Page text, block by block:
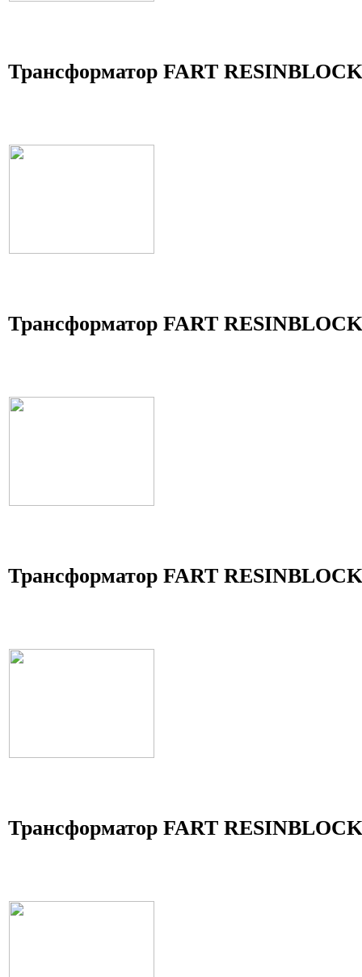
Трансформатор FART
Трансформатор FART
Трансформатор FART
Трансформатор FART